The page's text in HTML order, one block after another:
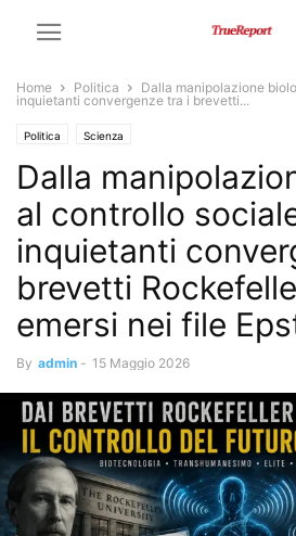
Home Politica
Dalla manipolazione
inquietanti convergenze tra i brevetti...
Politica Scienza
Dalla
al controllo
inquietanti
brevetti
emersi nei file
By admin - 15 Maggio 2026